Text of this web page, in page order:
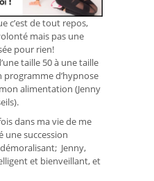
c’est de tout repos,
mais pas une
pour rien!
taille 50 à une taille
programme d’hypnose
alimentation (Jenny
dans ma vie de me
une succession
Jenny,
et bienveillant, et